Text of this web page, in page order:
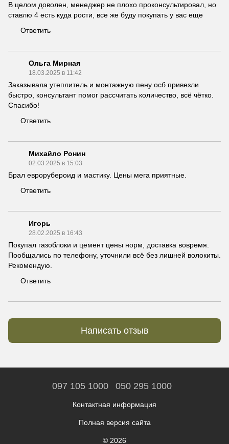
В целом доволен, менеджер не плохо проконсультировал, но
ставлю 4 есть куда рости, все же буду покупать у вас еще
Ответить
Ольга Мирная
18.03.2025 в 11:42
Заказывала утеплитель и монтажную пену осб привезли
быстро, консультант помог рассчитать количество, всё чётко.
Спасибо!
Ответить
Михайло Ронин
02.03.2025 в 15:03
Брал еврорубероид и мастику. Цены мега приятные.
Ответить
Игорь
28.02.2025 в 16:43
Покупал газоблоки и цемент цены норм, доставка вовремя.
Пообщались по телефону, уточнили всё без лишней волокиты.
Рекомендую.
Ответить
Написать отзыв
097 105 1000 050 295 1000
Контактная информация
Полная версия сайта
© 2026